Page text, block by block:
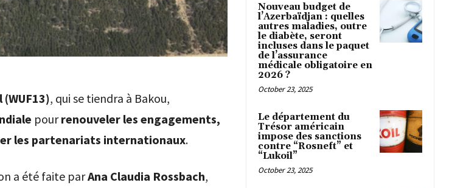
, qui se tiendra à Bakou,
pourrenouveler les engagements,
les partenariats internationaux.
a été faite parAna Claudia Rossbach,
Nouveau budget de
l’Azerbaïdjan : quelles
autres maladies, outre
le diabète, seront
incluses dans le paquet
de l’assurance
médicale obligatoire en
2026 ?
October 23, 2025
Le département du
Trésor américain
impose des sanctions
contre “Rosneft” et
“Lukoil”
October 23, 2025